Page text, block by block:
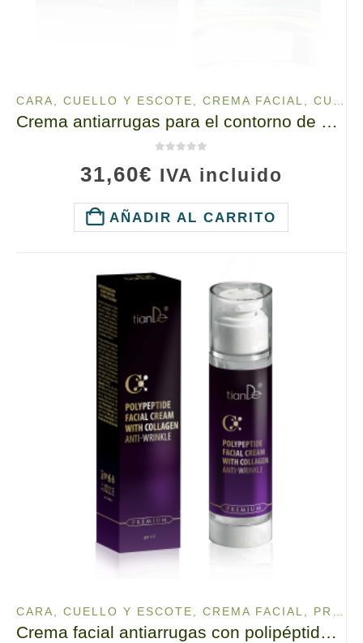
CARA, CUELLO Y ESCOTE CREMA FACIAL CUIDADO DE OJOS
Crema antiarrugas para el contorno de ojos con péptidos, 10110 TianDe, 30 g, Rejuvenecimiento e hidratación sin inyecciones
31,60€ IVA incluido
AÑADIR AL CARRITO
CARA, CUELLO Y ESCOTE CREMA FACIAL PRODUCTOS ESPECIALES
Crema facial antiarrugas con polipéptidos y colágeno, 10111 TianDe, 50 ml, Rejuvenecimiento e hidratación sin inyecciones